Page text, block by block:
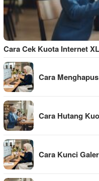
Cara Cek Kuota Internet XL
Cara
Cara Hutang
Cara Kunci